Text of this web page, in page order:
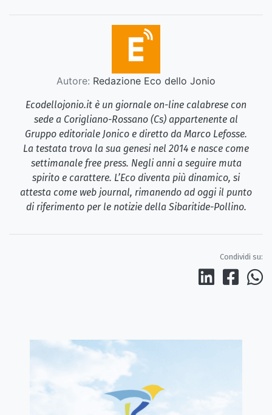
Autore: Redazione Eco dello Jonio
Ecodellojonio.it è un giornale on-line calabrese con
sede a Corigliano-Rossano (Cs) appartenente al
Gruppo editoriale Jonico e diretto da Marco Lefosse.
La testata trova la sua genesi nel 2014 e nasce come
settimanale free press. Negli anni a seguire muta
spirito e carattere. L’Eco diventa più dinamico, si
attesta come web journal, rimanendo ad oggi il punto
di riferimento per le notizie della Sibaritide-Pollino.
Condividi su: